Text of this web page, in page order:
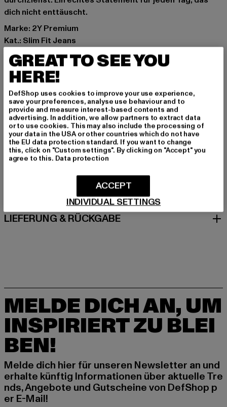
dich nicht enttäuscht.
Marke: 2Y Premium
Kat.: Slim Fit Jeans
Farbe: blau
Hersteller Farbe: sand blue
Materialzusammensetzung: 98% Baumwolle, 2%
Elasthan
Art.Nr: 2Y-NP018-14664
Hersteller: 2Y Premium GmbH |info@2y-studios.com
Hollefeldstraße 16 | 48282 Emsdetten | DE
GRÖSSE & PASSFORM
PFLEGEHINWEISE
LIEFERUNG & RÜCKGABE
MELDE DICH AN, UM
INSPIRIERT ZU BLEI
BEN!
Melde dich hier für unseren Newsletter an und
erhalte künftig Informationen über aktuelle Tre
nds, Angebote und Gutscheine von DefShop p
er E-Mail!
GREAT TO SEE YOU
HERE!
DefShop uses cookies to improve your use experience,
save your preferences, analyse use behaviour and to
provide and measure interest-based contents and
advertising. In addition, we allow partners to extract data
or to use cookies. This may also include the processing of
your data in the USA or other countries which do not have
the EU data protection standard. If you want to change
this, click on "Custom settings". By clicking on "Accept" you
agree to this. Data protection
INDIVIDUAL SETTINGS
ACCEPT